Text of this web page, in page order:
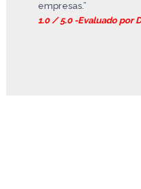
empresas.”
1.0 / 5.0 -Evaluado por